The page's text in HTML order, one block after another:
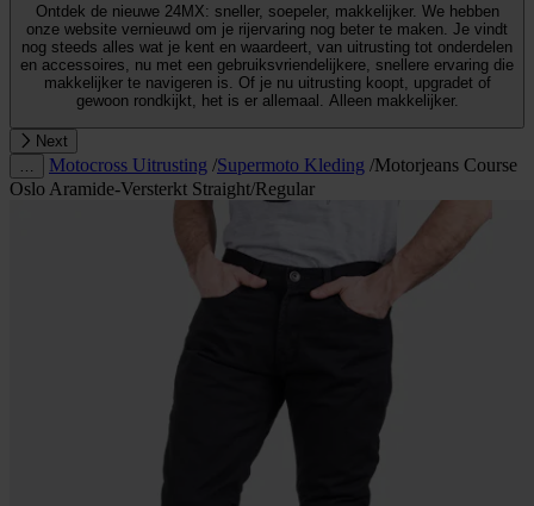
Ontdek de nieuwe 24MX: sneller, soepeler, makkelijker. We hebben
onze website vernieuwd om je rijervaring nog beter te maken. Je vindt
nog steeds alles wat je kent en waardeert, van uitrusting tot onderdelen
en accessoires, nu met een gebruiksvriendelijkere, snellere ervaring die
makkelijker te navigeren is. Of je nu uitrusting koopt, upgradet of
gewoon rondkijkt, het is er allemaal. Alleen makkelijker.
Next
Motocross Uitrusting /Supermoto Kleding /Motorjeans Course
Oslo Aramide-Versterkt Straight/Regular